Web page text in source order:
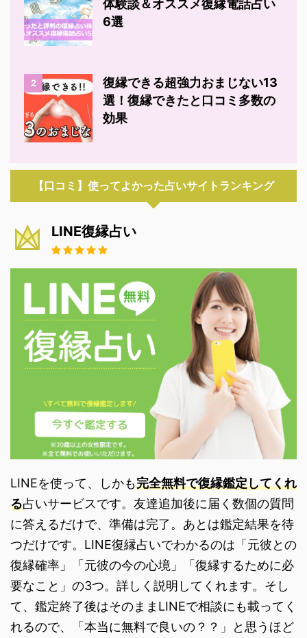
体験談＆オススメ復縁電話占い
6選
2
復縁できる超強力おまじない13
選！復縁できたと口コミ多数の
効果
【口コミ】使ってよかった占いサイトランキング
LINE復縁占い
LINEを使って、しかも完全無料で復縁鑑定してくれ
る占いサービスです。友達追加後に届く数個の質問
に答えるだけで、準備は完了。あとは鑑定結果を待
つだけです。LINE復縁占いでわかるのは「元彼との
復縁確率」「元彼の今の心境」「復縁するために必
要なこと」の3つ。詳しく説明してくれます。そし
て、鑑定終了後はそのままLINEで相談にも載ってく
れるので、「本当に無料で良いの？？」と思うほど